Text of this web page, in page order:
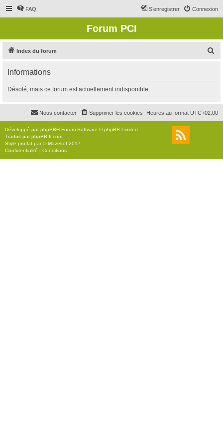
FAQ Connexion
S’enregistrer
Forum PCI
Index du forum
r
c
r
Informations
Désolé, mais ce forum est actuellement indisponible.
Heures au format UTC+02:00
Supprimer les cookies
Nous contacter
Développé parphpBB® Forum Software © phpBB Limited
Traduit parphpBB-fr.com
Style proflat par ©Mazeltof 2017
Confidentialité | Conditions